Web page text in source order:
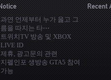
과연 언제부터 누가 옳고 그
름을 따지는 타⋯
트위치TV 방송 및 XBOX
LIVE ID
제휴, 광고문의 관련
지펠인포 생방송 GTA5 참여
가능